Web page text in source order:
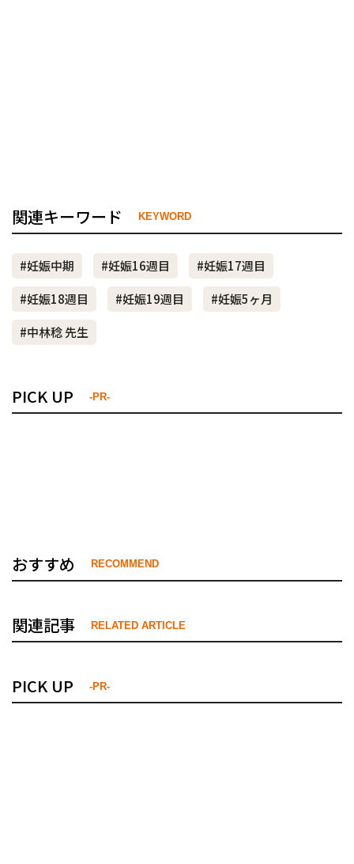
関連キーワード KEYWORD
#妊娠中期 #妊娠16週目
#妊娠17週目
#妊娠18週目
#妊娠19週目
#妊娠5ヶ月
#中林稔 先生
PICK UP -PR-
おすすめ RECOMMEND
関連記事 RELATED ARTICLE
PICK UP -PR-